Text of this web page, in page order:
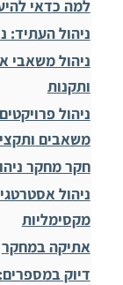
למה כדאי
ניהול העתיד:
ניהול משאבי
ותקנות
ניהול
משאבים
חקר מחקר
ניהול
מקסימליות
אתיקה במחקר
דיוק